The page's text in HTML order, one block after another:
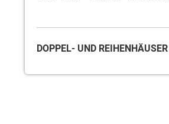
DOPPEL- UND REIHENHÄUSER